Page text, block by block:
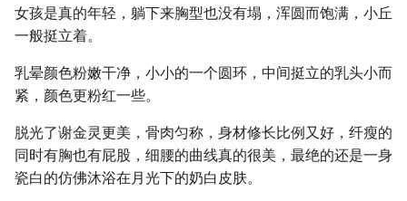
女孩是真的年轻，躺下来胸型也没有塌，浑圆而饱满，小丘
一般挺立着。
乳晕颜色粉嫩干净，小小的一个圆环，中间挺立的乳头小而
紧，颜色更粉红一些。
脱光了谢金灵更美，骨肉匀称，身材修长比例又好，纤瘦的
同时有胸也有屁股，细腰的曲线真的很美，最绝的还是一身
瓷白的仿佛沐浴在月光下的奶白皮肤。